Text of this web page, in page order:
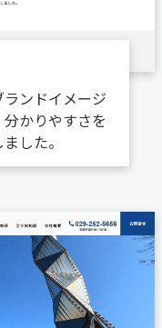
ンドイメージ
かりやすさを
した。